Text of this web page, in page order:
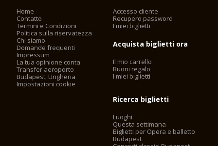
Home
Contatto
Termini e Condizioni
Politica sulla riservatezza
Chi siamo
Domande frequenti
Impressum
La tua opinione conta
Transfer aeroporto
Budapest, Ungheria
Impostazioni cookie
Accesso cliente
Recupero password
I miei biglietti
Acquista biglietti ora
Il mio carrello
Buoni regalo
I miei biglietti
Ricerca biglietti
Luoghi
Questa settimana
Biglietti per Opera e balletto
Budapest